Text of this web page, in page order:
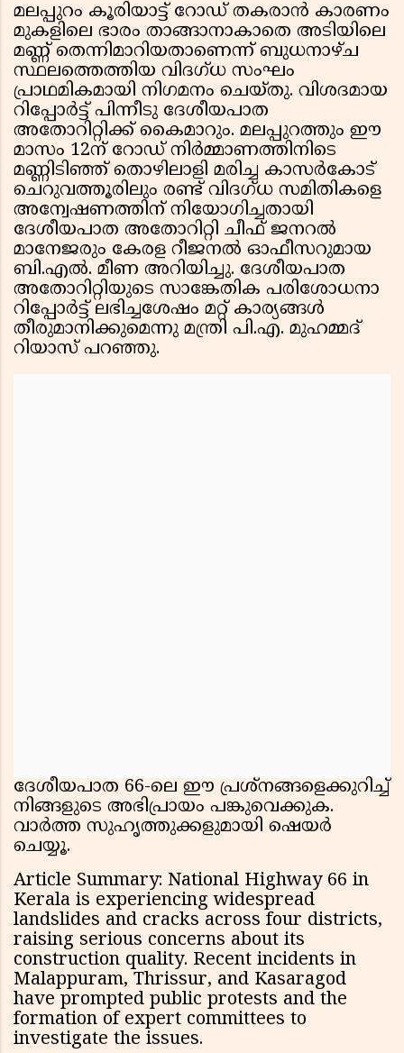
മലപ്പുറം കൂരിയാട്ട് റോഡ് തകരാൻ കാരണം
മുകളിലെ ഭാരം താങ്ങാനാകാതെ അടിയിലെ
മണ്ണ് തെന്നിമാറിയതാണെന്ന് ബുധനാഴ്ച
സ്ഥലത്തെത്തിയ വിദഗ്ധ സംഘം
പ്രാഥമികമായി നിഗമനം ചെയ്തു. വിശദമായ
റിപ്പോർട്ട് പിന്നീടു ദേശീയപാത
അതോറിറ്റിക്ക് കൈമാറും. മലപ്പുറത്തും ഈ
മാസം 12ന് റോഡ് നിർമ്മാണത്തിനിടെ
മണ്ണിടിഞ്ഞ് തൊഴിലാളി മരിച്ച കാസർകോട്
ചെറുവത്തൂരിലും രണ്ട് വിദഗ്ധ സമിതികളെ
അന്വേഷണത്തിന് നിയോഗിച്ചതായി
ദേശീയപാത അതോറിറ്റി ചീഫ് ജനറൽ
മാനേജരും കേരള റീജനൽ ഓഫീസറുമായ
ബി.എൽ. മീണ അറിയിച്ചു. ദേശീയപാത
അതോറിറ്റിയുടെ സാങ്കേതിക പരിശോധനാ
റിപ്പോർട്ട് ലഭിച്ചശേഷം മറ്റ് കാര്യങ്ങൾ
തീരുമാനിക്കുമെന്നു മന്ത്രി പി.എ. മുഹമ്മദ്
റിയാസ് പറഞ്ഞു.
ദേശീയപാത 66-ലെ ഈ പ്രശ്നങ്ങളെക്കുറിച്ച്
നിങ്ങളുടെ അഭിപ്രായം പങ്കുവെക്കുക.
വാർത്ത സുഹൃത്തുക്കളുമായി ഷെയര്‍
ചെയ്യൂ.
Article Summary: National Highway 66 in
Kerala is experiencing widespread
landslides and cracks across four districts,
raising serious concerns about its
construction quality. Recent incidents in
Malappuram, Thrissur, and Kasaragod
have prompted public protests and the
formation of expert committees to
investigate the issues.